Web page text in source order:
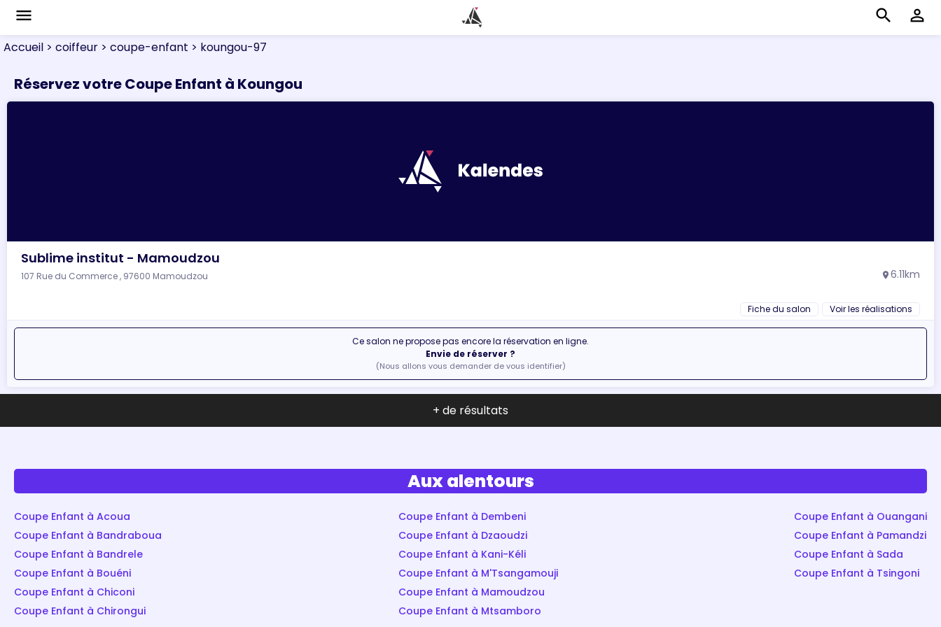
menu search perm_identity
Accueil > coiffeur > coupe-enfant > koungou-97
Réservez votre Coupe Enfant à Koungou
Sublime institut - Mamoudzou
107 Rue du Commerce , 97600 Mamoudzou location_on 6.11km
Fiche du salon Voir les réalisations
Ce salon ne propose pas encore la réservation en ligne.
Envie de réserver ?
(Nous allons vous demander de vous identifier)
+ de résultats
Aux alentours
Coupe Enfant à Acoua
Coupe Enfant à Bandraboua
Coupe Enfant à Bandrele
Coupe Enfant à Bouéni
Coupe Enfant à Chiconi
Coupe Enfant à Chirongui
Coupe Enfant à Dembeni
Coupe Enfant à Dzaoudzi
Coupe Enfant à Kani-Kéli
Coupe Enfant à M'Tsangamouji
Coupe Enfant à Mamoudzou
Coupe Enfant à Mtsamboro
Coupe Enfant à Ouangani
Coupe Enfant à Pamandzi
Coupe Enfant à Sada
Coupe Enfant à Tsingoni